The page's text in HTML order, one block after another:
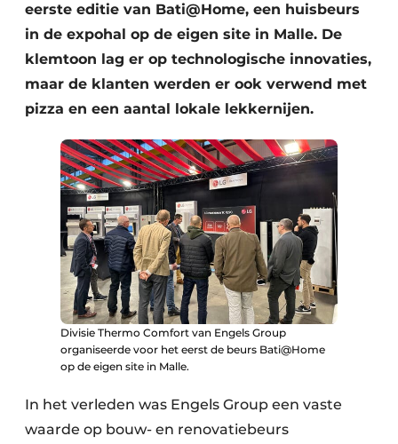
eerste editie van Bati@Home, een huisbeurs
in de expohal op de eigen site in Malle. De
klemtoon lag er op technologische innovaties,
maar de klanten werden er ook verwend met
pizza en een aantal lokale lekkernijen.
Divisie Thermo Comfort van Engels Group
organiseerde voor het eerst de beurs Bati@Home
op de eigen site in Malle.
In het verleden was Engels Group een vaste
waarde op bouw- en renovatiebeurs